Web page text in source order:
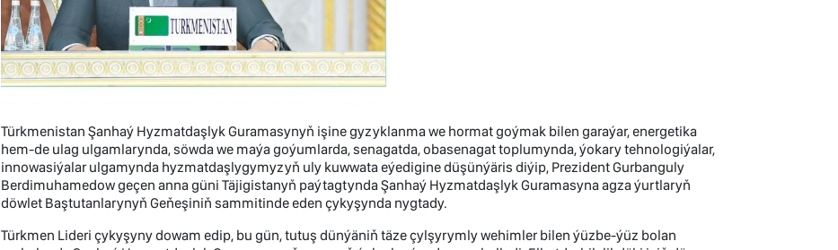
Türkmenistan Şanhaý Hyzmatdaşlyk Guramasynyň işine gyzyklanma we hormat goýmak bilen garaýar, energetika
hem-de ulag ulgamlarynda, söwda we maýa goýumlarda, senagatda, obasenagat toplumynda, ýokary tehnologiýalar,
innowasiýalar ulgamynda hyzmatdaşlygymyzyň uly kuwwata eýedigine düşünýäris diýip, Prezident Gurbanguly
Berdimuhamedow geçen anna güni Täjigistanyň paýtagtynda Şanhaý Hyzmatdaşlyk Guramasyna agza ýurtlaryň
döwlet Baştutanlarynyň Geňeşiniň sammitinde eden çykyşynda nygtady.
Türkmen Lideri çykyşyny dowam edip, bu gün, tutuş dünýäniň täze çylşyrymly wehimler bilen ýüzbe-ýüz bolan